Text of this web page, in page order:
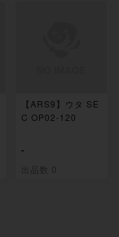
【ARS9】ウタ SE
C OP02-120
-
出品数 0